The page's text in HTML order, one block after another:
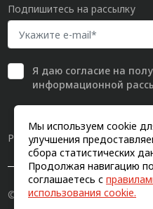
Мы используем cookie
улучшения
сбора статистических
Продолжая навигацию
соглашаетесь с
использования cookie.
Подпишитесь на рассылку
Я даю согласиена
информационной
Разработка сайта
© 2011-2026,